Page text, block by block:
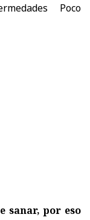
Poco
sanar, por eso